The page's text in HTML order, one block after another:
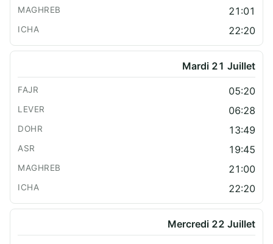
21:01
22:20
Mardi 21 Juillet
05:20
06:28
13:49
19:45
21:00
22:20
Mercredi 22 Juillet